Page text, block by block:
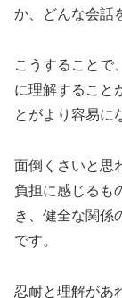
か、どんな会話
こうすることで
に理解すること
とがより容易に
面倒くさいと思
負担に感じるも
き、健全な関係
です。
忍耐と理解があ